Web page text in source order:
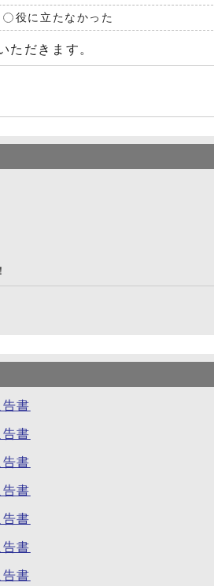
役に立たなかった
ただきます。
書
書
書
書
書
書
書